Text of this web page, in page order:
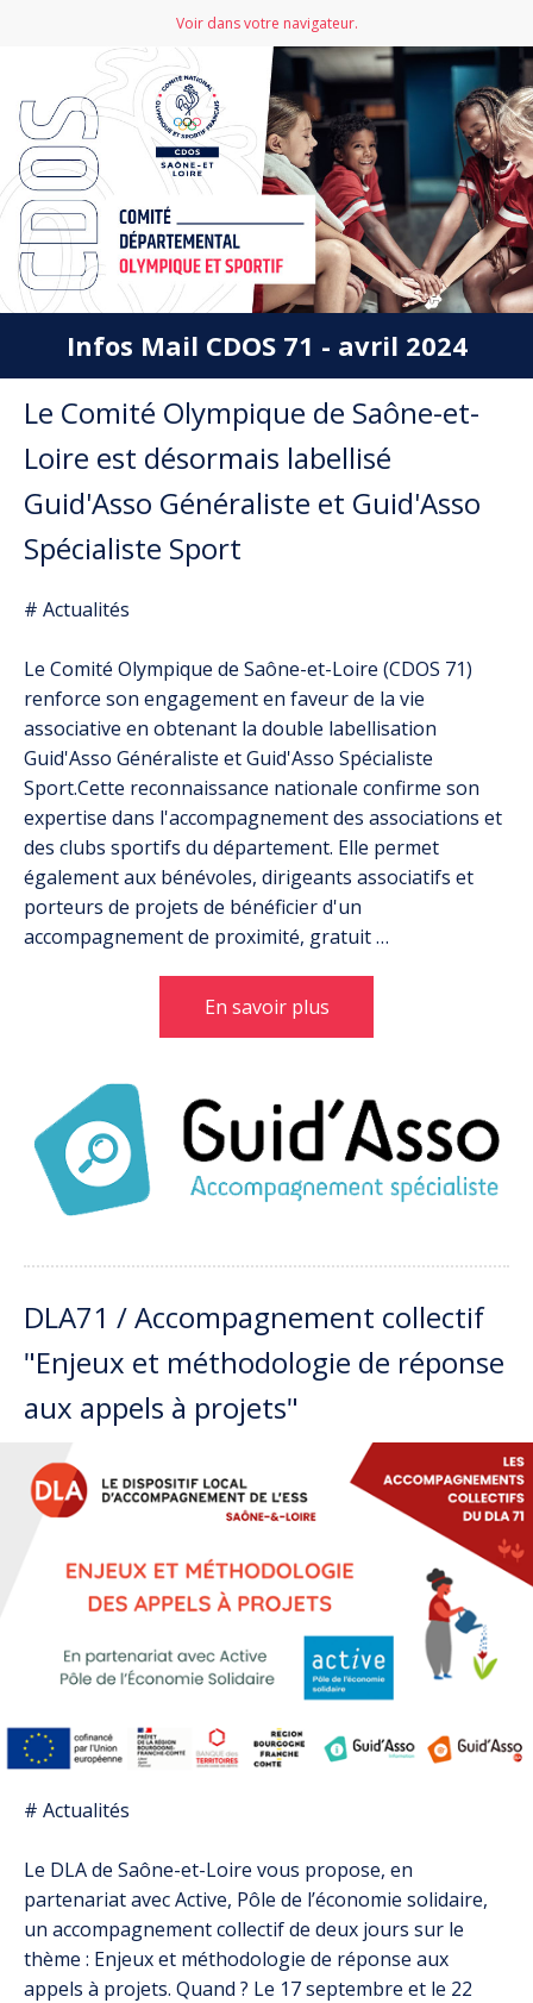
Voir dans votre navigateur.
Infos Mail CDOS 71 - avril 2024
Le Comité Olympique de Saône-et-
Loire est désormais labellisé
Guid'Asso Généraliste et Guid'Asso
Spécialiste Sport
# Actualités
Le Comité Olympique de Saône-et-Loire (CDOS 71)
renforce son engagement en faveur de la vie
associative en obtenant la double labellisation
Guid'Asso Généraliste et Guid'Asso Spécialiste
Sport.Cette reconnaissance nationale confirme son
expertise dans l'accompagnement des associations et
des clubs sportifs du département. Elle permet
également aux bénévoles, dirigeants associatifs et
porteurs de projets de bénéficier d'un
accompagnement de proximité, gratuit …
En savoir plus
DLA71 / Accompagnement collectif
"Enjeux et méthodologie de réponse
aux appels à projets"
# Actualités
Le DLA de Saône-et-Loire vous propose, en
partenariat avec Active, Pôle de l’économie solidaire,
un accompagnement collectif de deux jours sur le
thème : Enjeux et méthodologie de réponse aux
appels à projets. Quand ? Le 17 septembre et le 22